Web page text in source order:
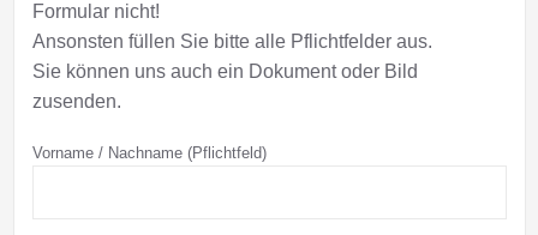
Formular nicht!
Ansonsten füllen Sie bitte alle Pflichtfelder aus.
Sie können uns auch ein Dokument oder Bild
zusenden.
Vorname / Nachname (Pflichtfeld)